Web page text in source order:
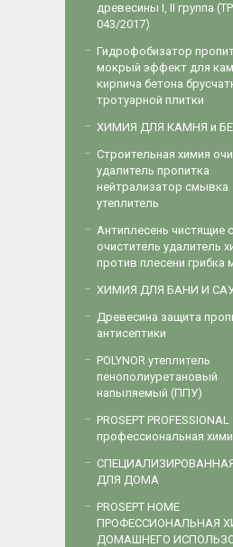
древесины I, II группа
043/2017)
Гидрофобизатор
мокрый эффект для
кирпича бетона
тротуарной плитки
ХИМИЯ ДЛЯ КАМНЯ и
Строительная химия
удалитель пропитка
нейтрализатор смывка
утеплитель
Антиплесень чистящие
очиститель удалитель
против плесени грибка
ХИМИЯ ДЛЯ БАНИ И
Древесина защита
антисептики
POLYNOR утеплитель
пенополиуретановый
напыляемый (ППУ)
PROSEPT PROFESSIONAL
профессиональная
ДЛЯ ДОМА
PROSEPT HOME
ПРОФЕССИОНАЛЬНАЯ
ДОМАШНЕГО